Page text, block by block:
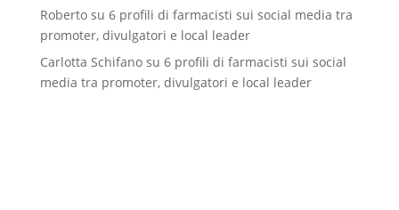
Robertosu 6 profili di farmacisti sui social media tra
promoter, divulgatori e local leader
Carlotta Schifanosu 6 profili di farmacisti sui social
media tra promoter, divulgatori e local leader